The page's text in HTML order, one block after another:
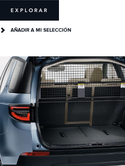
EXPLORAR
AÑADIR A MI SELECCIÓN